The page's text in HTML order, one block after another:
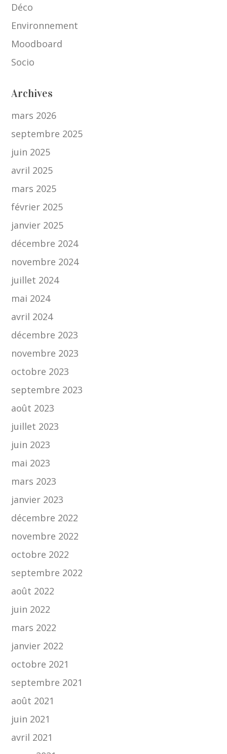
Déco
Environnement
Moodboard
Socio
Archives
mars 2026
septembre 2025
juin 2025
avril 2025
mars 2025
février 2025
janvier 2025
décembre 2024
novembre 2024
juillet 2024
mai 2024
avril 2024
décembre 2023
novembre 2023
octobre 2023
septembre 2023
août 2023
juillet 2023
juin 2023
mai 2023
mars 2023
janvier 2023
décembre 2022
novembre 2022
octobre 2022
septembre 2022
août 2022
juin 2022
mars 2022
janvier 2022
octobre 2021
septembre 2021
août 2021
juin 2021
avril 2021